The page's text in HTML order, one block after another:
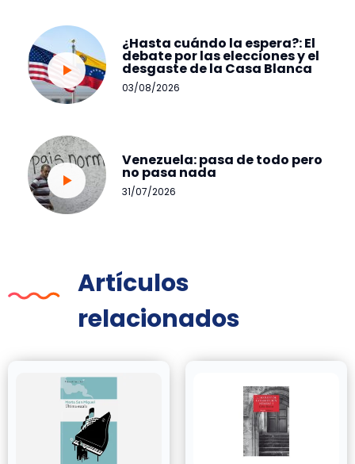
¿Hasta cuándo la espera?: El
debate por las elecciones y el
desgaste de la Casa Blanca
03/08/2026
Venezuela: pasa de todo pero
no pasa nada
31/07/2026
Artículos
relacionados